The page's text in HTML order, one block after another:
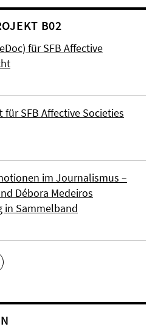
B02
für SFB Affective
SFB Affective Societies
im Journalismus –
Débora Medeiros
in Sammelband